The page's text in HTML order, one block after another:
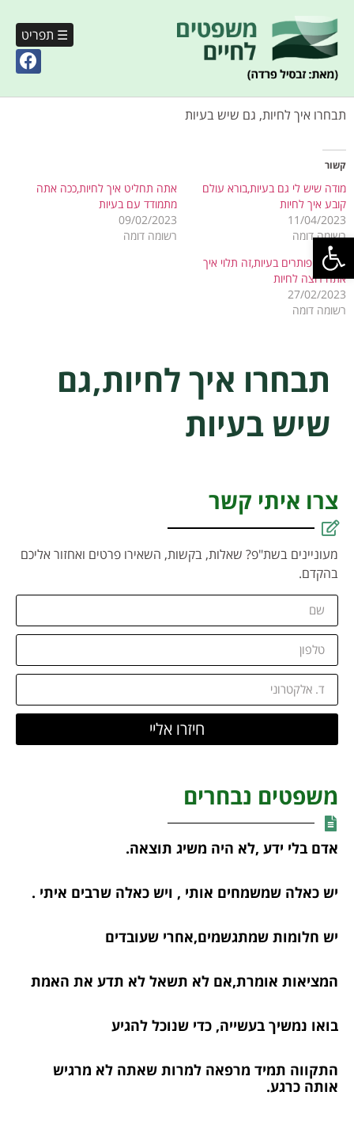
פתח סרגל נגישות
☰ תפריט
תבחרו איך לחיות, גם שיש בעיות
קשור
מודה שיש לי גם בעיות,בורא עולם
קובע איך לחיות
11/04/2023
רשומה דומה
אתה תחליט איך לחיות,ככה אתה
מתמודד עם בעיות
09/02/2023
רשומה דומה
דיבורים פותרים בעיות,זה תלוי איך
אתה רוצה לחיות
27/02/2023
רשומה דומה
תבחרו איך לחיות,גם
שיש בעיות
צרו איתי קשר
מעוניינים בשת"פ? שאלות, בקשות, השאירו פרטים ואחזור אליכם
בהקדם.
חיזרו אליי
משפטים נבחרים
אדם בלי ידע ,לא היה משיג תוצאה.
יש כאלה שמשמחים אותי , ויש כאלה שרבים איתי .
יש חלומות שמתגשמים,אחרי שעובדים
המציאות אומרת,אם לא תשאל לא תדע את האמת
בואו נמשיך בעשייה, כדי שנוכל להגיע
התקווה תמיד מרפאה למרות שאתה לא מרגיש
אותה כרגע.